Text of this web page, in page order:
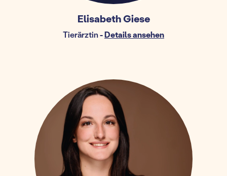
Elisabeth Giese
Tierärztin-Details ansehen